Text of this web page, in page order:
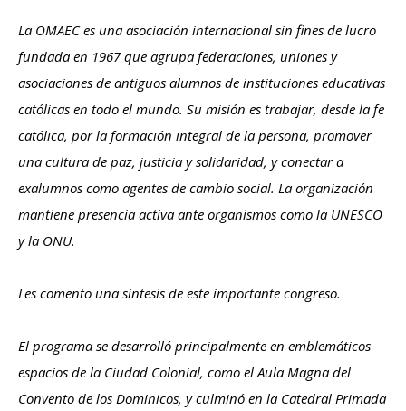
La OMAEC es una asociación internacional sin fines de lucro
fundada en 1967 que agrupa federaciones, uniones y
asociaciones de antiguos alumnos de instituciones educativas
católicas en todo el mundo. Su misión es trabajar, desde la fe
católica, por la formación integral de la persona, promover
una cultura de paz, justicia y solidaridad, y conectar a
exalumnos como agentes de cambio social. La organización
mantiene presencia activa ante organismos como la UNESCO
y la ONU.
Les comento una síntesis de este importante congreso.
El programa se desarrolló principalmente en emblemáticos
espacios de la Ciudad Colonial, como el Aula Magna del
Convento de los Dominicos, y culminó en la Catedral Primada